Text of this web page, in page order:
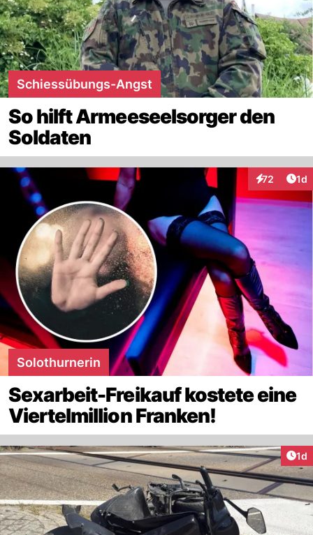
Schiessübungs-Angst
So hilft Armeeseelsorger den
Soldaten
72 1d
Solothurnerin
Sexarbeit-Freikauf kostete eine
Viertelmillion Franken!
1d